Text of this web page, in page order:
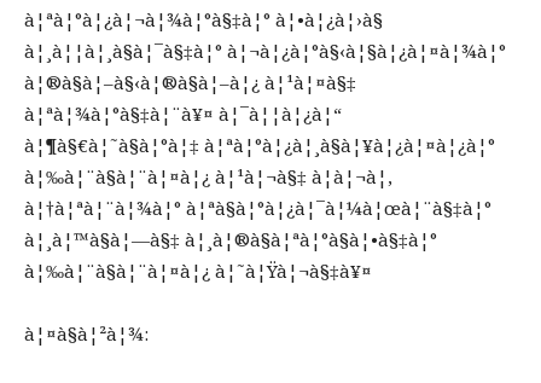
à¦ªà¦°à¦¿à¦¬à¦¾à¦°à§‡à¦° à¦•à¦¿à¦›à§
à¦¸à¦¦à¦¸à§à¦¯à§‡à¦° à¦¬à¦¿à¦°à§‹à¦§à¦¿à¦¤à¦¾à¦°
à¦®à§à¦–à§‹à¦®à§à¦–à¦¿ à¦¹à¦¤à§‡
à¦ªà¦¾à¦°à§‡à¦¨à¥¤ à¦¯à¦¦à¦¿à¦“
à¦¶à§€à¦˜à§à¦°à¦‡ à¦ªà¦°à¦¿à¦¸à§à¦¥à¦¿à¦¤à¦¿à¦°
à¦‰à¦¨à§à¦¨à¦¤à¦¿ à¦¹à¦¬à§‡ à¦à¦¬à¦‚
à¦†à¦ªà¦¨à¦¾à¦° à¦ªà§à¦°à¦¿à¦¯à¦¼à¦œà¦¨à§‡à¦°
à¦¸à¦™à§à¦—à§‡ à¦¸à¦®à§à¦ªà¦°à§à¦•à§‡à¦°
à¦‰à¦¨à§à¦¨à¦¤à¦¿ à¦˜à¦Ÿà¦¬à§‡à¥¤
à¦¤à§à¦²à¦¾: